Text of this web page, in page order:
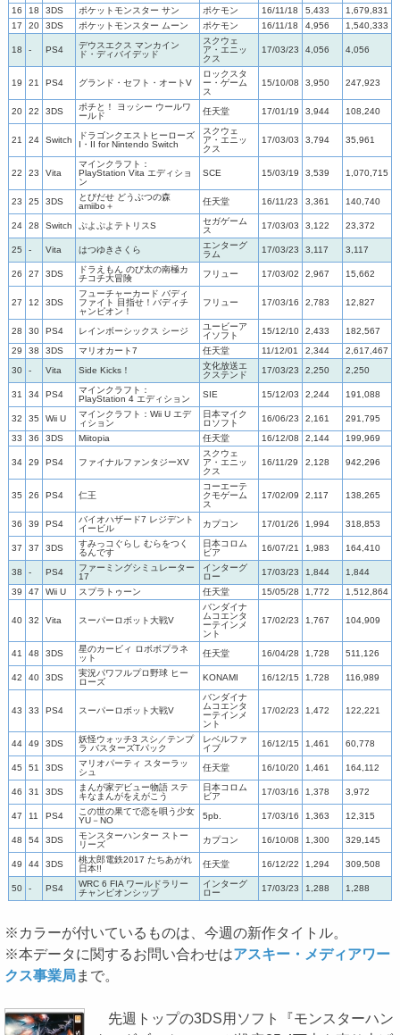
16 18 3DS ポケットモンスター サン ポケモン 16/11/18 5,433
1,679,831
17
20 3DS ポケットモンスター ムーン ポケモン 16/11/18 4,956 1,540,333
18 - PS4
デウスエクス マンカイン
ド・ディバイデッド
スクウェ
ア・エニッ
クス
17/03/23 4,056 4,056
19 21 PS4 グランド・セフト・オートV
ロックスタ
ー・ゲーム
ス
15/10/08 3,950 247,923
20 22 3DS
ポチと！ ヨッシー ウールワ
ールド
任天堂 17/01/19 3,944 108,240
21 24 Switch
ドラゴンクエストヒーローズ
I・II for Nintendo Switch
スクウェ
ア・エニッ
クス
17/03/03 3,794 35,961
22 23 Vita
マインクラフト：
PlayStation Vita エディショ
ン
SCE 15/03/19 3,539 1,070,715
23 25 3DS
とびだせ どうぶつの森
amiibo＋
任天堂 16/11/23 3,361 140,740
24 28 Switch ぷよぷよテトリスS
セガゲーム
ス
17/03/03 3,122 23,372
25 - Vita はつゆきさくら
エンターグ
ラム
17/03/23 3,117 3,117
26 27 3DS
ドラえもん のび太の南極カ
チコチ大冒険
フリュー 17/03/02 2,967 15,662
27 12 3DS
フューチャーカード バディ
ファイト 目指せ！バディチ
ャンピオン！
フリュー 17/03/16 2,783 12,827
28 30 PS4 レインボーシックス シージ
ユービーア
イソフト
15/12/10 2,433
182,567
29
38 3DS マリオカート7 任天堂 11/12/01 2,344
2,617,467
30
- Vita Side Kicks！
文化放送エ
クステンド
17/03/23 2,250 2,250
31 34 PS4
マインクラフト：
PlayStation 4 エディション
SIE 15/12/03 2,244 191,088
32 35 Wii U
マインクラフト：Wii U エデ
ィション
日本マイク
ロソフト
16/06/23 2,161
291,795
33
36 3DS Miitopia 任天堂 16/12/08 2,144 199,969
34 29 PS4 ファイナルファンタジーXV
スクウェ
ア・エニッ
クス
16/11/29 2,128 942,296
35 26 PS4 仁王
コーエーテ
クモゲーム
ス
17/02/09 2,117 138,265
36 39 PS4
バイオハザード7 レジデント
イービル
カプコン 17/01/26 1,994 318,853
37 37 3DS
すみっコぐらし むらをつく
るんです
日本コロム
ビア
16/07/21 1,983 164,410
38 - PS4
ファーミングシミュレーター
17
インターグ
ロー
17/03/23 1,844
1,844
39
47 Wii U スプラトゥーン 任天堂 15/05/28 1,772 1,512,864
40 32 Vita スーパーロボット大戦V
バンダイナ
ムコエンタ
ーテインメ
ント
17/02/23 1,767 104,909
41 48 3DS
星のカービィ ロボボプラネ
ット
任天堂 16/04/28 1,728 511,126
42 40 3DS
実況パワフルプロ野球 ヒー
ローズ
KONAMI 16/12/15 1,728 116,989
43 33 PS4 スーパーロボット大戦V
バンダイナ
ムコエンタ
ーテインメ
ント
17/02/23 1,472 122,221
44 49 3DS
妖怪ウォッチ3 スシ／テンプ
ラ バスターズTパック
レベルファ
イブ
16/12/15 1,461 60,778
45 51 3DS
マリオパーティ スターラッ
シュ
任天堂 16/10/20 1,461 164,112
46 31 3DS
まんが家デビュー物語 ステ
キなまんがをえがこう
日本コロム
ビア
17/03/16 1,378 3,972
47 11 PS4
この世の果てで恋を唄う少女
YU－NO
5pb. 17/03/16 1,363 12,315
48 54 3DS
モンスターハンター ストー
リーズ
カプコン 16/10/08 1,300 329,145
49 44 3DS
桃太郎電鉄2017 たちあがれ
日本!!
任天堂 16/12/22 1,294 309,508
50 - PS4
WRC 6 FIA ワールドラリー
チャンピオンシップ
インターグ
ロー
17/03/23 1,288 1,288
※カラーが付いているものは、今週の新作タイトル。
※本データに関するお問い合わせはアスキー・メディアワー
クス事業局まで。
先週トップの3DS用ソフト『モンスターハン